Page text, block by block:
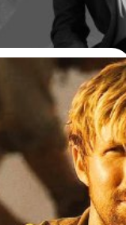
งของ Ryan
Rotten
ารณ์ของ 'The Fall
จากนักวิจารณ์